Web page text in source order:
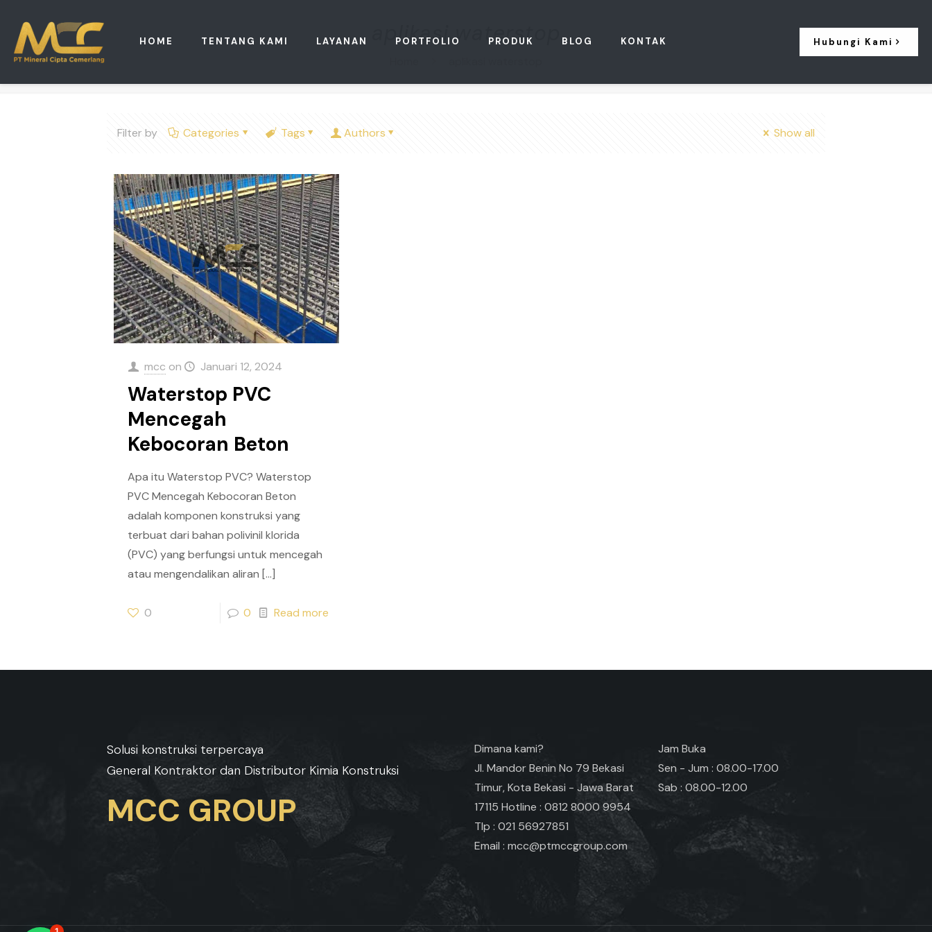
HOME TENTANG KAMI LAYANAN PORTFOLIO PRODUK BLOG KONTAK Hubungi Kami
aplikasi waterstop
Filter by Categories Tags Authors Show all
mcc on Januari 12, 2024
Waterstop PVC
Mencegah
Kebocoran Beton
Apa itu Waterstop PVC? Waterstop
PVC Mencegah Kebocoran Beton
adalah komponen konstruksi yang
terbuat dari bahan polivinil klorida
(PVC) yang berfungsi untuk mencegah
atau mengendalikan aliran […]
0 0 Read more
Solusi konstruksi terpercaya
General Kontraktor dan Distributor Kimia Konstruksi
MCC GROUP
Dimana kami?
Jl. Mandor Benin No 79 Bekasi
Timur, Kota Bekasi - Jawa Barat
17115 Hotline : 0812 8000 9954
Tlp : 021 56927851
Email : mcc@ptmccgroup.com
Jam Buka
Sen - Jum : 08.00-17.00
Sab : 08.00-12.00